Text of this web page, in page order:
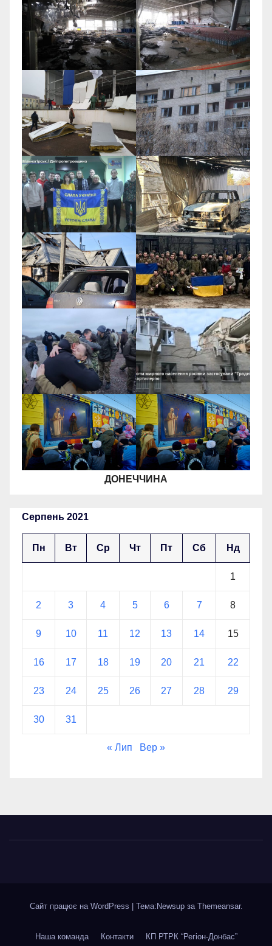
ДОНЕЧЧИНА
Серпень 2021
Пн Вт Ср Чт Пт Сб Нд
1
2 3 4 5 6 7 8
9 10 11 12 13 14 15
16 17 18 19 20 21 22
23 24 25 26 27 28 29
30 31
« Лип Вер »
Сайт працює на WordPress Тема:Newsup за Themeansar.
Наша команда Контакти КП РТРК “Регіон-Донбас”